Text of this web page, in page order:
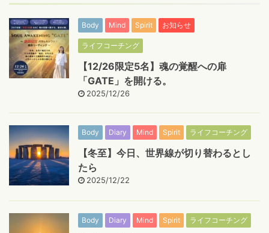
Body Mind Spirit お知らせ
ライフコーチング
【12/26限定5名】魂の覚醒への扉
「GATE」を開ける。
2025/12/26
Body Diary Mind Spirit ライフコーチング
【冬至】今日、世界線が切り替わるとし
たら
2025/12/22
Body Diary Mind Spirit ライフコーチング